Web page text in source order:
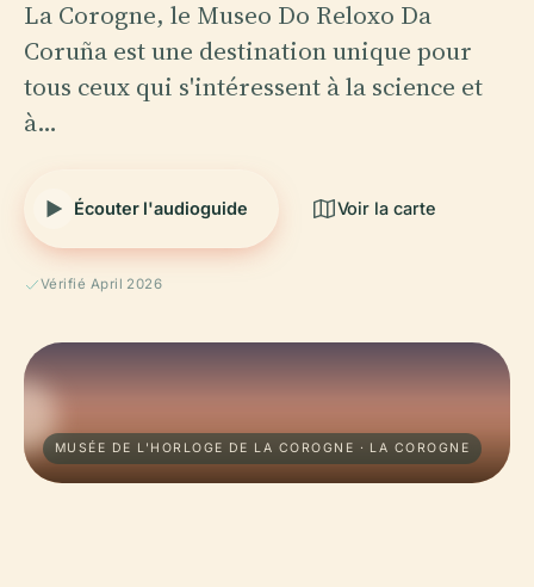
La Corogne, le Museo Do Reloxo Da
Coruña est une destination unique pour
tous ceux qui s'intéressent à la science et
à…
Écouter l'audioguide Voir la carte
Vérifié April 2026
MUSÉE DE L'HORLOGE DE LA COROGNE · LA COROGNE